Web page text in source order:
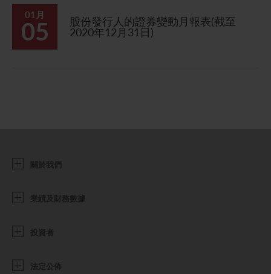
01月
05
股份發行人的證券變動月報表(截至
2020年12月31日)
關於我們
業績及財務數據
投資者
法定公佈